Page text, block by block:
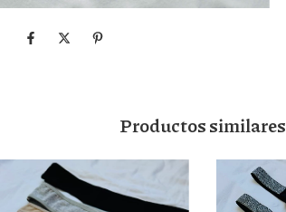
Productos similares